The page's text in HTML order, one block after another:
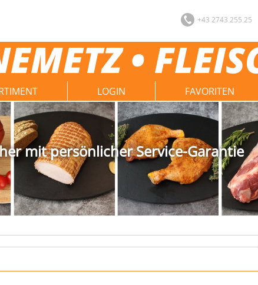
•
+43 2743 255 25
LOGIN FAVORITEN
mit persönlicher Service-Garantie